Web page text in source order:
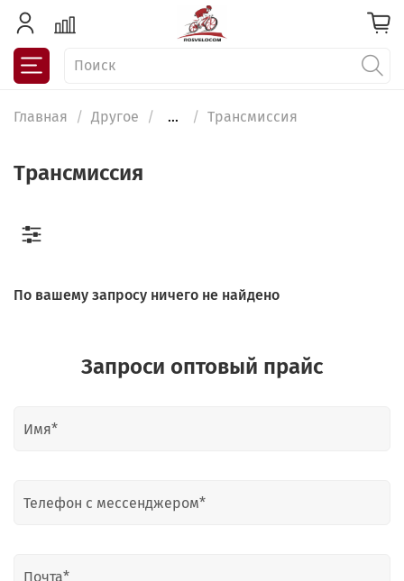
Главная Другое ... Трансмиссия
Трансмиссия
По вашему запросу ничего не найдено
Запроси оптовый прайс